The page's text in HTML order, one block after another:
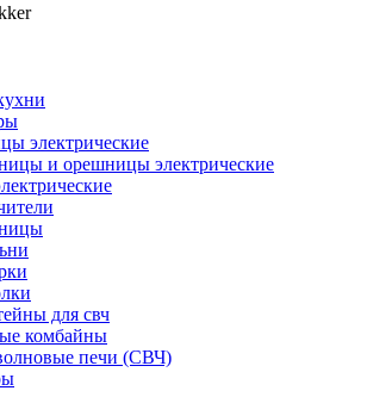
электрические
и орешницы электрические
для свч
комбайны
печи (СВЧ)